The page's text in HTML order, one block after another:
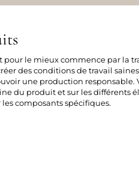
le mieux commence par la
des conditions de travail
une production responsable.
du produit et sur les différents
composants spécifiques.